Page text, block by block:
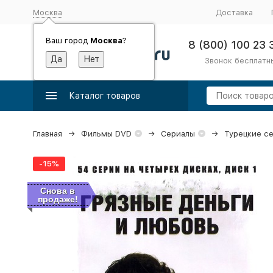
Москва
Ваш город Москва?
Доставка
8 (800) 100 23
Звонок
Каталог товаров
Главная Фильмы DVD Сериалы Турецкие
-15%
Снова в
продаже!